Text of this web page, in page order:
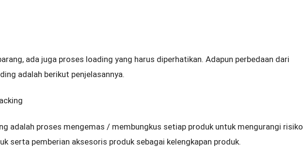
ada juga proses loading yang harus diperhatikan. Adapun perbedaan dari
adalah berikut penjelasannya.
adalah proses mengemas / membungkus setiap produk untuk mengurangi risiko
serta pemberian aksesoris produk sebagai kelengkapan produk.